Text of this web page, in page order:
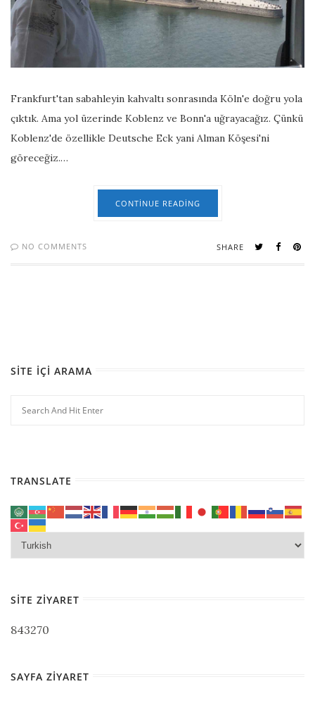
Frankfurt'tan sabahleyin kahvaltı sonrasında Köln'e doğru yola
çıktık. Ama yol üzerinde Koblenz ve Bonn'a uğrayacağız. Çünkü
Koblenz'de özellikle Deutsche Eck yani Alman Köşesi'ni
göreceğiz.…
CONTINUE READING
NO COMMENTS SHARE
SITE İÇI ARAMA
TRANSLATE
SITE ZIYARET
843270
SAYFA ZIYARET